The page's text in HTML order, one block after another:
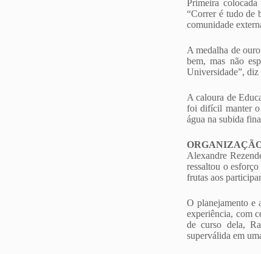
Primeira
“Correr é tudo de
comunidade
A medalha de
bem, mas não
Universidade”, diz
A caloura de
foi difícil manter o
água na subida
Alexandre
ressaltou o
frutas aos
O planejamento e
experiência, com
de curso dela,
superválida em